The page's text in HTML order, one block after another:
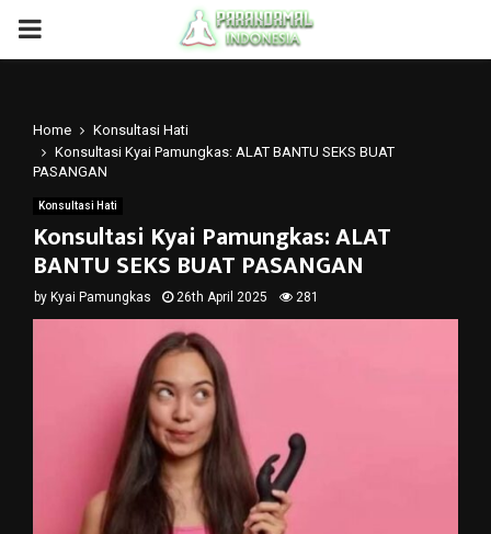
PRIMARY
Home
Konsultasi Hati
Konsultasi Kyai Pamungkas: ALAT BANTU SEKS BUAT
PASANGAN
Konsultasi Hati
Konsultasi Kyai Pamungkas: ALAT
BANTU SEKS BUAT PASANGAN
by Kyai Pamungkas 26th April 2025 281